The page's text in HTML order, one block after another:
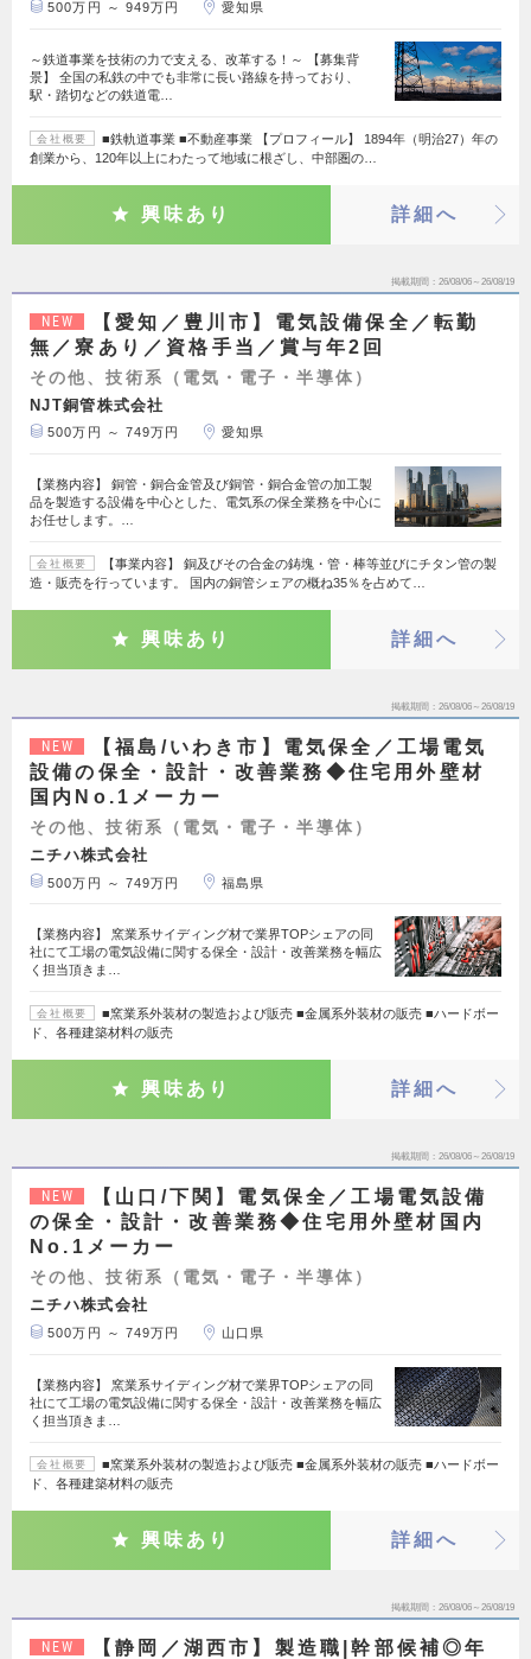
500万円 ～ 949万円 愛知県
～鉄道事業を技術の力で支える、改革する！～ 【募集背
景】 全国の私鉄の中でも非常に長い路線を持っており、
駅・踏切などの鉄道電…
会社概要
■鉄軌道事業 ■不動産事業 【プロフィール】 1894年（明治27）年の
創業から、120年以上にわたって地域に根ざし、中部圏の…
興味あり 詳細へ
掲載期間 26/08/06～26/08/19
NEW
【愛知／豊川市】電気設備保全／転勤
無／寮あり／資格手当／賞与年2回
その他、技術系（電気・電子・半導体）
NJT銅管株式会社
500万円 ～ 749万円 愛知県
【業務内容】 銅管・銅合金管及び銅管・銅合金管の加工製
品を製造する設備を中心とした、電気系の保全業務を中心に
お任せします。…
会社概要
【事業内容】 銅及びその合金の鋳塊・管・棒等並びにチタン管の製
造・販売を行っています。 国内の銅管シェアの概ね35％を占めて…
興味あり 詳細へ
掲載期間 26/08/06～26/08/19
NEW
【福島/いわき市】電気保全／工場電気
設備の保全・設計・改善業務◆住宅用外壁材
国内No.1メーカー
その他、技術系（電気・電子・半導体）
ニチハ株式会社
500万円 ～ 749万円 福島県
【業務内容】 窯業系サイディング材で業界TOPシェアの同
社にて工場の電気設備に関する保全・設計・改善業務を幅広
く担当頂きま…
会社概要
■窯業系外装材の製造および販売 ■金属系外装材の販売 ■ハードボー
ド、各種建築材料の販売
興味あり 詳細へ
掲載期間 26/08/06～26/08/19
NEW
【山口/下関】電気保全／工場電気設備
の保全・設計・改善業務◆住宅用外壁材国内
No.1メーカー
その他、技術系（電気・電子・半導体）
ニチハ株式会社
500万円 ～ 749万円 山口県
【業務内容】 窯業系サイディング材で業界TOPシェアの同
社にて工場の電気設備に関する保全・設計・改善業務を幅広
く担当頂きま…
会社概要
■窯業系外装材の製造および販売 ■金属系外装材の販売 ■ハードボー
ド、各種建築材料の販売
興味あり 詳細へ
掲載期間 26/08/06～26/08/19
NEW
【静岡／湖西市】製造職|幹部候補◎年